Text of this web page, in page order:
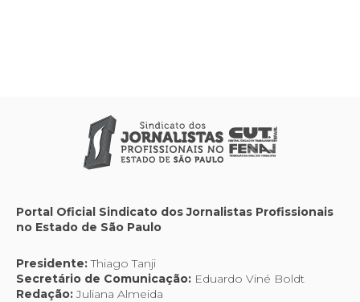
Portal Oficial Sindicato dos Jornalistas Profissionais
no Estado de São Paulo
Presidente:Thiago Tanji
Secretário de Comunicação: Eduardo Viné Boldt
Redação:Juliana Almeida